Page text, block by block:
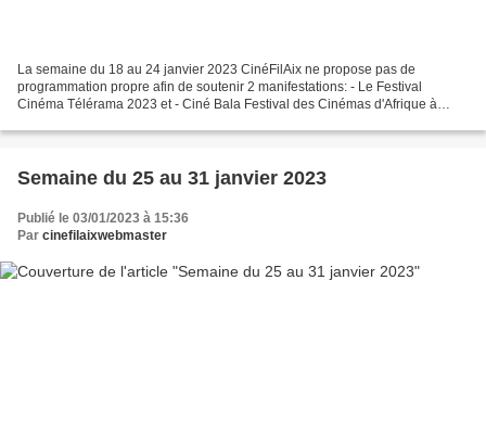
La semaine du 18 au 24 janvier 2023 CinéFilAix ne propose pas de
programmation propre afin de soutenir 2 manifestations: - Le Festival
Cinéma Télérama 2023 et - Ciné Bala Festival des Cinémas d'Afrique à
Semaine du 25 au 31 janvier 2023
Publié le 03/01/2023 à 15:36
Par cinefilaixwebmaster